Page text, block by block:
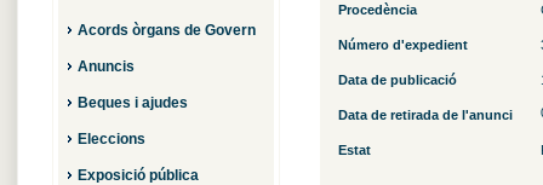
Acords òrgans de Govern
Anuncis
Beques i ajudes
Eleccions
Exposició pública
Procedència
Número d'expedient
Data de publicació
Data de retirada de l'anunci
Estat